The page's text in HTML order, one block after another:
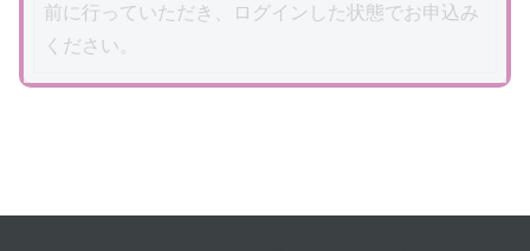
前に行っていただき、ログインした状態でお申込み
ください。